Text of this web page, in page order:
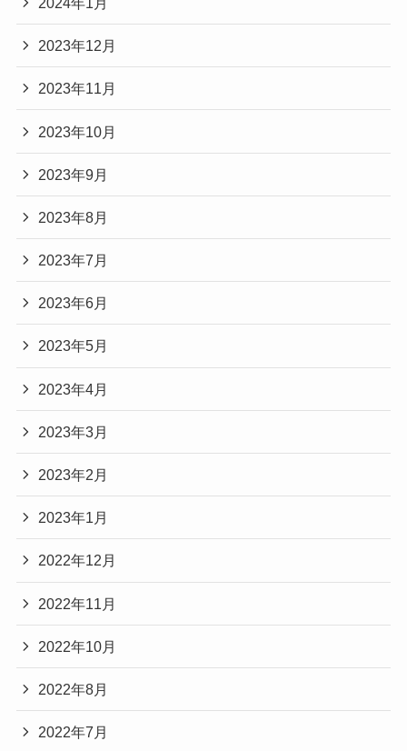
2023年12月
2023年11月
2023年10月
2023年9月
2023年8月
2023年7月
2023年6月
2023年5月
2023年4月
2023年3月
2023年2月
2023年1月
2022年12月
2022年11月
2022年10月
2022年8月
2022年7月